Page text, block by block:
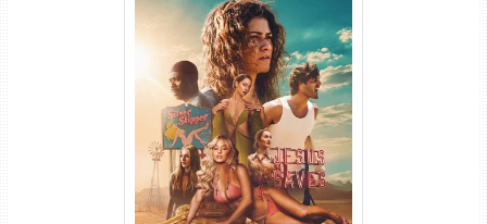
Euphoria 3ª Temporada
Torrent (2026) WEB-DL 1080p
Dual Áudio